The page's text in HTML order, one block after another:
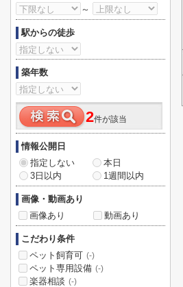
～
駅からの徒歩
築年数
2件が該当
情報公開日
指定しない
本日
3日以内
1週間以内
画像・動画あり
画像あり
動画あり
こだわり条件
ペット飼育可 (-)
ペット専用設備 (-)
楽器相談 (-)